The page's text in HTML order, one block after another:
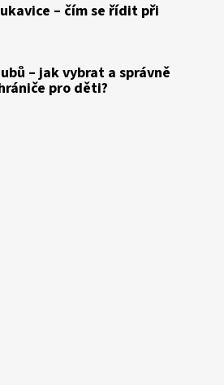
– čím se řídit při
– jak vybrat a správně
pro děti?